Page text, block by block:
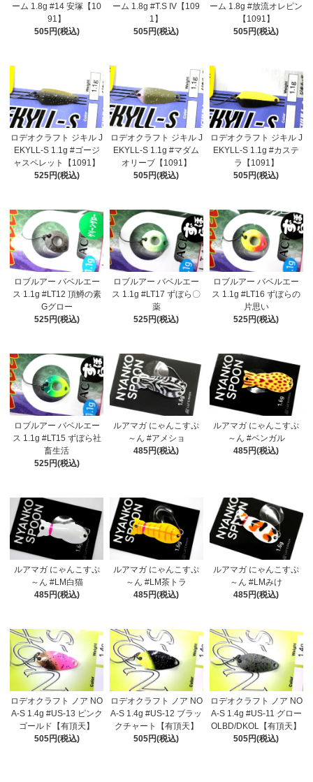
ーム 1.8g #14 安塚【10
91】
505円(税込)
ーム 1.8g #T.S IV【109
1】
505円(税込)
ーム 1.8g #放流オレピン
【1091】
505円(税込)
ロデオクラフト ジキル J
EKYLL-S 1.1g #ゴージ
ャスペレット【1091】
525円(税込)
ロデオクラフト ジキル J
EKYLL-S 1.1g #マダム
オリーブ【1091】
505円(税込)
ロデオクラフト ジキル J
EKYLL-S 1.1g #カステ
ラ【1091】
505円(税込)
ロブルアー バベルエー
ス 1.1g #LT12 頂鱒の素
Gグロー
525円(税込)
ロブルアー バベルエー
ス 1.1g #LT17 ずぼら〇
薬
525円(税込)
ロブルアー バベルエー
ス 1.1g #LT16 ずぼらの
片思い
525円(税込)
ロブルアー バベルエー
ス 1.1g #LT15 ずぼら社
畜生活
525円(税込)
ルアマガ にゃんこすぷ
～ん #アメショ
485円(税込)
ルアマガ にゃんこすぷ
～ん #ベンガル
485円(税込)
ルアマガ にゃんこすぷ
～ん #LM白猫
485円(税込)
ルアマガ にゃんこすぷ
～ん #LM茶トラ
485円(税込)
ルアマガ にゃんこすぷ
～ん #LMみけ
485円(税込)
ロデオクラフト ノア NO
A-S 1.4g #US-13 ピンク
ゴールド【有頂天】
505円(税込)
ロデオクラフト ノア NO
A-S 1.4g #US-12 ブラッ
クチャート【有頂天】
505円(税込)
ロデオクラフト ノア NO
A-S 1.4g #US-11 グロー
OLBD/DKOL【有頂天】
505円(税込)